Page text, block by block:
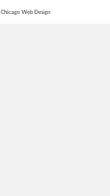
Chicago Web Design